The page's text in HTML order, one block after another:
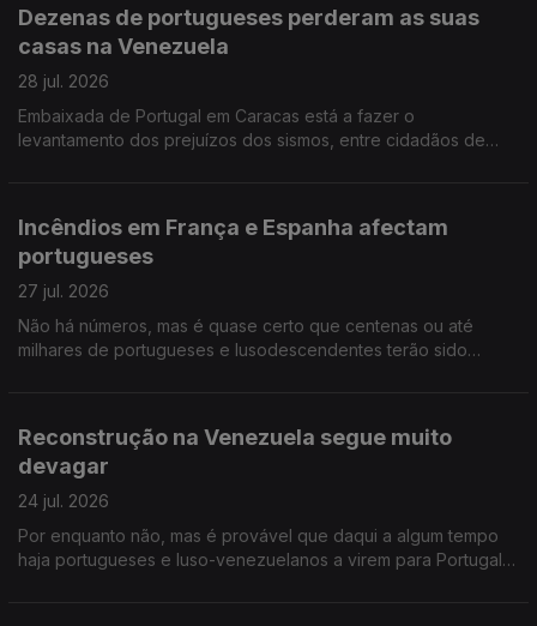
Dezenas de portugueses perderam as suas
casas na Venezuela
28 jul. 2026
Embaixada de Portugal em Caracas está a fazer o
levantamento dos prejuízos dos sismos, entre cidadãos de
Incêndios em França e Espanha afectam
portugueses
27 jul. 2026
Não há números, mas é quase certo que centenas ou até
milhares de portugueses e lusodescendentes terão sido
Reconstrução na Venezuela segue muito
devagar
24 jul. 2026
Por enquanto não, mas é provável que daqui a algum tempo
haja portugueses e luso-venezuelanos a virem para Portugal,